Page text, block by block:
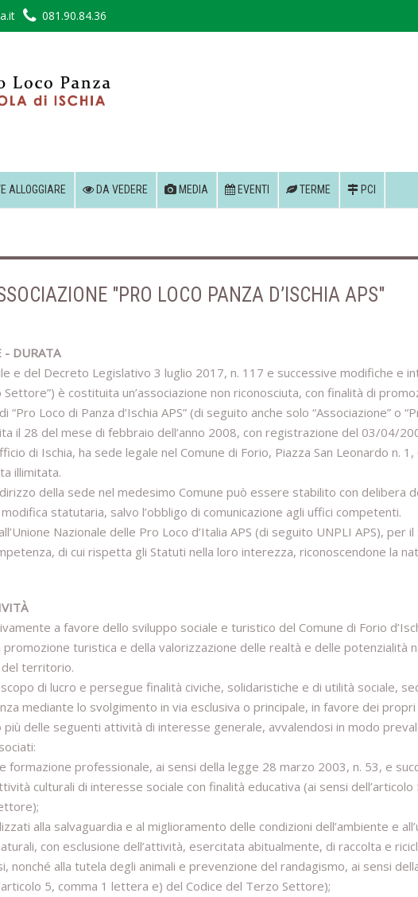
081.90.84.36
ALLOGGIARE DA VEDERE MEDIA EVENTI TERME PCI
"PRO LOCO PANZA D’ISCHIA APS"
- DURATA
e del Decreto Legislativo 3 luglio 2017, n. 117 e successive modifiche e
è costituita un’associazione non riconosciuta, con finalità di
Loco di Panza d’Ischia APS” (di seguito anche solo “Associazione” o
il 28 del mese di febbraio dell’anno 2008, con registrazione del 03/04/
di Ischia, ha sede legale nel Comune di Forio, Piazza San Leonardo n. 1,
illimitata.
della sede nel medesimo Comune può essere stabilito con delibera
statutaria, salvo l’obbligo di comunicazione agli uffici competenti.
Nazionale delle Pro Loco d’Italia APS (di seguito UNPLI APS), per
di cui rispetta gli Statuti nella loro interezza, riconoscendone la
a favore dello sviluppo sociale e turistico del Comune di Forio
turistica e della valorizzazione delle realtà e delle potenzialità
del territorio.
scopo di lucro e persegue finalità civiche, solidaristiche e di utilità sociale,
mediante lo svolgimento in via esclusiva o principale, in favore dei
più delle seguenti attività di interesse generale, avvalendosi in modo
formazione professionale, ai sensi della legge 28 marzo 2003, n. 53, e
culturali di interesse sociale con finalità educativa (ai sensi
alla salvaguardia e al miglioramento delle condizioni dell’ambiente e
con esclusione dell’attività, esercitata abitualmente, di raccolta e
nonché alla tutela degli animali e prevenzione del randagismo, ai sensi
5, comma 1 lettera e) del Codice del Terzo Settore);